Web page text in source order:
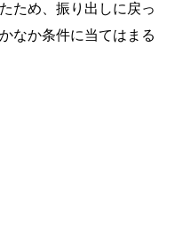
ため、振り出しに戻っ
なか条件に当てはまる